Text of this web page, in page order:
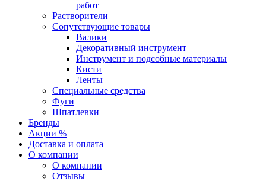
работ
Растворители
Сопутствующие товары
Валики
Декоративный инструмент
Инструмент и подсобные материалы
Кисти
Ленты
Специальные средства
Фуги
Шпатлевки
Бренды
Акции %
Доставка и оплата
О компании
О компании
Отзывы